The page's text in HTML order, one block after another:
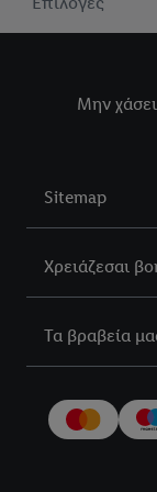
Μην
Sitemap
Χρειάζεσαι
Τα βραβεία